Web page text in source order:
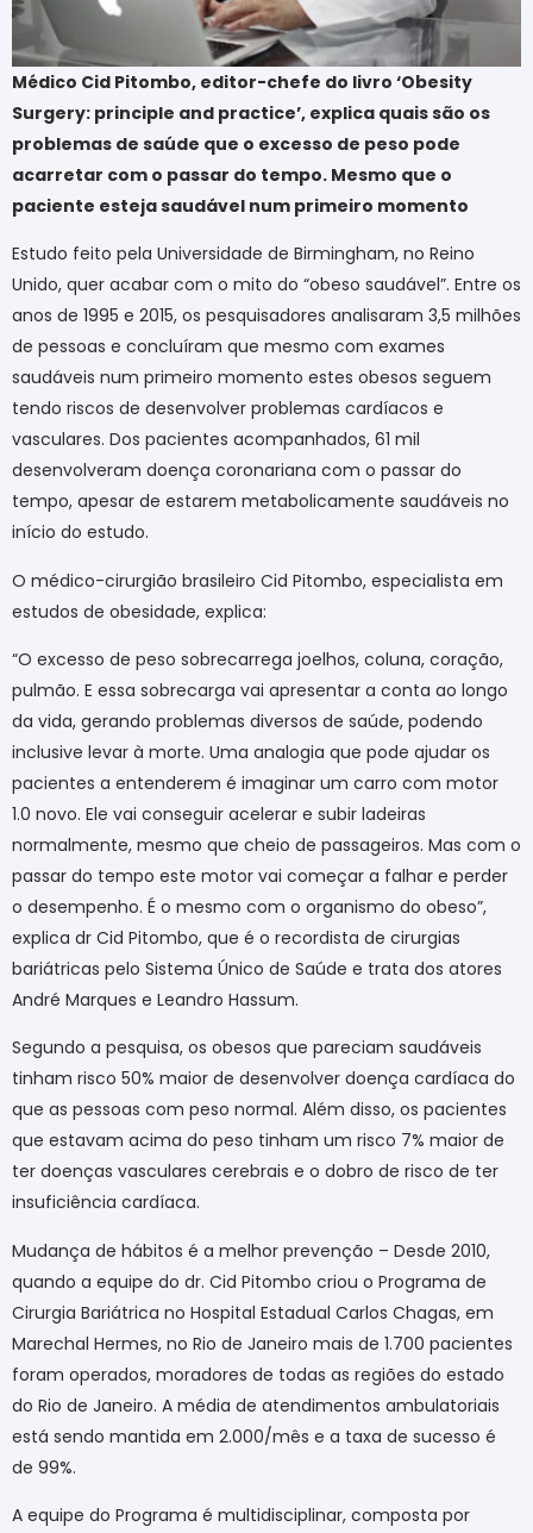
Médico Cid Pitombo, editor-chefe do livro ‘Obesity
Surgery: principle and practice’, explica quais são os
problemas de saúde que o excesso de peso pode
acarretar com o passar do tempo. Mesmo que o
paciente esteja saudável num primeiro momento
Estudo feito pela Universidade de Birmingham, no Reino
Unido, quer acabar com o mito do “obeso saudável”. Entre os
anos de 1995 e 2015, os pesquisadores analisaram 3,5 milhões
de pessoas e concluíram que mesmo com exames
saudáveis num primeiro momento estes obesos seguem
tendo riscos de desenvolver problemas cardíacos e
vasculares. Dos pacientes acompanhados, 61 mil
desenvolveram doença coronariana com o passar do
tempo, apesar de estarem metabolicamente saudáveis no
início do estudo.
O médico-cirurgião brasileiro Cid Pitombo, especialista em
estudos de obesidade, explica:
“O excesso de peso sobrecarrega joelhos, coluna, coração,
pulmão. E essa sobrecarga vai apresentar a conta ao longo
da vida, gerando problemas diversos de saúde, podendo
inclusive levar à morte. Uma analogia que pode ajudar os
pacientes a entenderem é imaginar um carro com motor
1.0 novo. Ele vai conseguir acelerar e subir ladeiras
normalmente, mesmo que cheio de passageiros. Mas com o
passar do tempo este motor vai começar a falhar e perder
o desempenho. É o mesmo com o organismo do obeso”,
explica dr Cid Pitombo, que é o recordista de cirurgias
bariátricas pelo Sistema Único de Saúde e trata dos atores
André Marques e Leandro Hassum.
Segundo a pesquisa, os obesos que pareciam saudáveis
tinham risco 50% maior de desenvolver doença cardíaca do
que as pessoas com peso normal. Além disso, os pacientes
que estavam acima do peso tinham um risco 7% maior de
ter doenças vasculares cerebrais e o dobro de risco de ter
insuficiência cardíaca.
Mudança de hábitos é a melhor prevenção – Desde 2010,
quando a equipe do dr. Cid Pitombo criou o Programa de
Cirurgia Bariátrica no Hospital Estadual Carlos Chagas, em
Marechal Hermes, no Rio de Janeiro mais de 1.700 pacientes
foram operados, moradores de todas as regiões do estado
do Rio de Janeiro. A média de atendimentos ambulatoriais
está sendo mantida em 2.000/mês e a taxa de sucesso é
de 99%.
A equipe do Programa é multidisciplinar, composta por